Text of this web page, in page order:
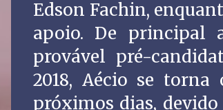
Edson Fachin,
apoio. De principal
provável pré-
2018, Aécio se
próximos dias,